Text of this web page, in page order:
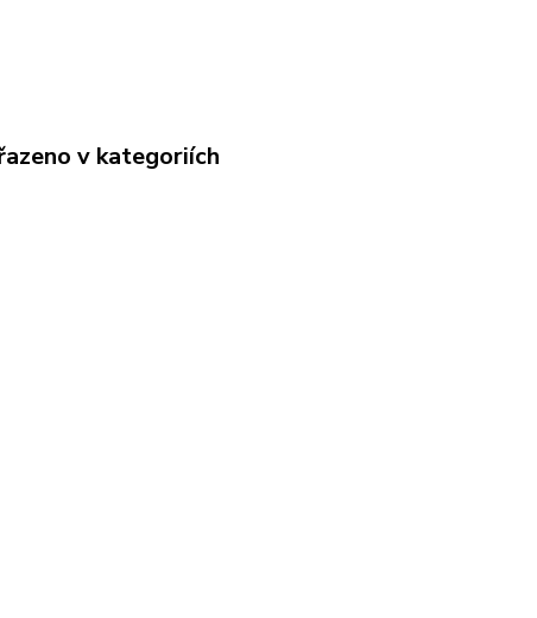
v kategoriích